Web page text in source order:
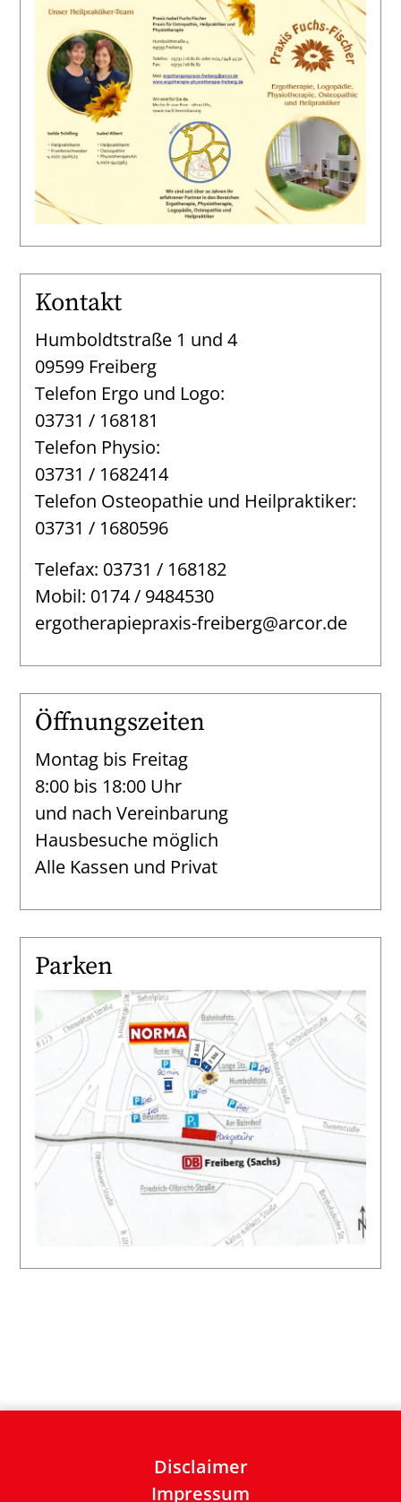
Kontakt
Humboldtstraße 1 und 4
09599 Freiberg
Telefon Ergo und Logo:
03731 / 168181
Telefon Physio:
03731 / 1682414
Telefon Osteopathie und Heilpraktiker:
03731 / 1680596
Telefax: 03731 / 168182
Mobil: 0174 / 9484530
ergotherapiepraxis-freiberg@arcor.de
Öffnungszeiten
Montag bis Freitag
8:00 bis 18:00 Uhr
und nach Vereinbarung
Hausbesuche möglich
Alle Kassen und Privat
Parken
Disclaimer
Impressum